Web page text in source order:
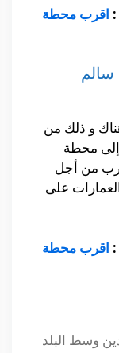
اقرب محطة
سالم
و ذلك من
محطة
من أجل
على
اقرب محطة
وسط البلد